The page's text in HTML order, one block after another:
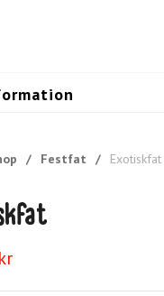
/ Festfat / Exotiskfat
kr